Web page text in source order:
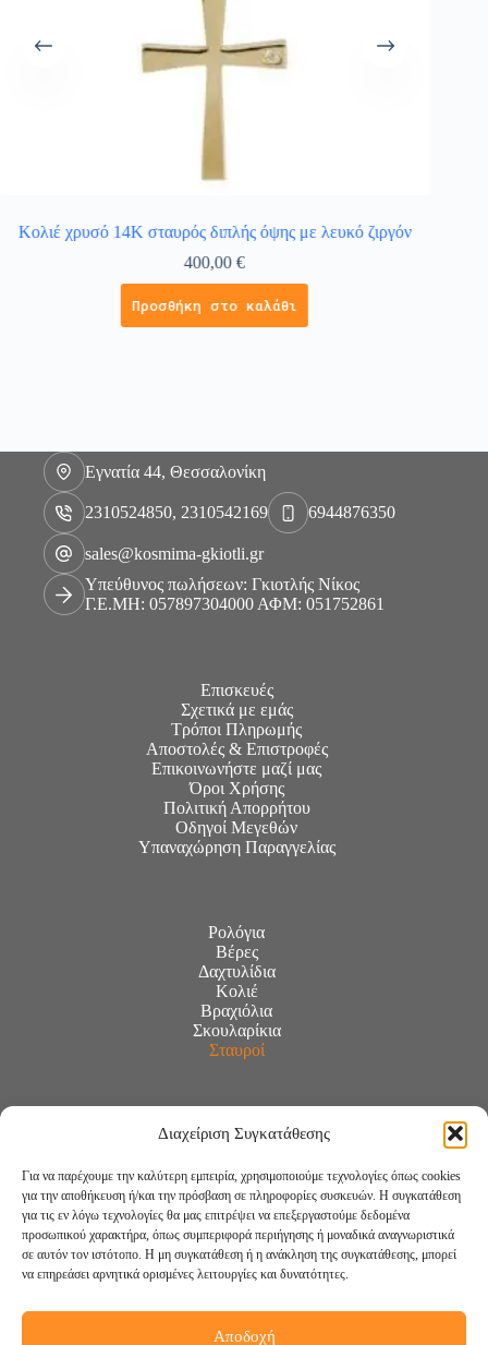
Διαχείριση Συγκατάθεσης
Για να παρέχουμε την καλύτερη εμπειρία, χρησιμοποιούμε τεχνολογίες όπως cookies
για την αποθήκευση ή/και την πρόσβαση σε πληροφορίες συσκευών. Η συγκατάθεση
για τις εν λόγω τεχνολογίες θα μας επιτρέψει να επεξεργαστούμε δεδομένα
προσωπικού χαρακτήρα, όπως συμπεριφορά περιήγησης ή μοναδικά αναγνωριστικά
σε αυτόν τον ιστότοπο. Η μη συγκατάθεση ή η ανάκληση της συγκατάθεσης, μπορεί
να επηρεάσει αρνητικά ορισμένες λειτουργίες και δυνατότητες.
Αποδοχή
Κολιέ χρυσό 14Κ σταυρός διπλής όψης με λευκό ζιργόν
400,00€
Προσθήκη στο καλάθι
Εγνατία 44, Θεσσαλονίκη
2310524850, 2310542169 6944876350
sales@kosmima-gkiotli.gr
Υπεύθυνος πωλήσεων: Γκιοτλής Νίκος
Γ.Ε.ΜΗ: 057897304000 ΑΦΜ: 051752861
Επισκευές
Σχετικά με εμάς
Τρόποι Πληρωμής
Αποστολές & Επιστροφές
Επικοινωνήστε μαζί μας
Όροι Χρήσης
Πολιτική Απορρήτου
Οδηγοί Μεγεθών
Υπαναχώρηση Παραγγελίας
Ρολόγια
Βέρες
Δαχτυλίδια
Κολιέ
Βραχιόλια
Σκουλαρίκια
Σταυροί